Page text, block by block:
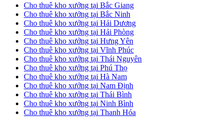
Cho thuê kho xưởng tại Bắc Giang
Cho thuê kho xưởng tại Bắc Ninh
Cho thuê kho xưởng tại Hải Dương
Cho thuê kho xưởng tại Hải Phòng
Cho thuê kho xưởng tại Hưng Yên
Cho thuê kho xưởng tại Vĩnh Phúc
Cho thuê kho xưởng tại Thái Nguyên
Cho thuê kho xưởng tại Phú Thọ
Cho thuê kho xưởng tại Hà Nam
Cho thuê kho xưởng tại Nam Định
Cho thuê kho xưởng tại Thái Bình
Cho thuê kho xưởng tại Ninh Bình
Cho thuê kho xưởng tại Thanh Hóa